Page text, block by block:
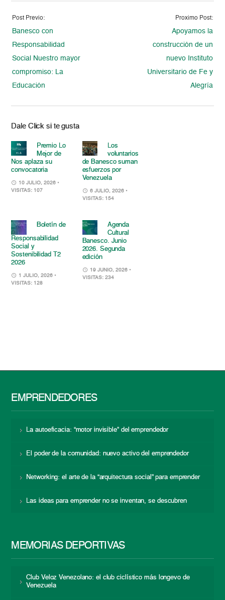
Post Previo:
Banesco con
Responsabilidad
Social Nuestro mayor
compromiso: La
Educación
Proximo Post:
Apoyamos la
construcción de un
nuevo Instituto
Universitario de Fe y
Alegría
Dale Click si te gusta
Premio Lo
Mejor de
Nos aplaza su
convocatoria
10 JULIO, 2026 •
VISITAS: 107
Los
voluntarios
de Banesco suman
esfuerzos por
Venezuela
6 JULIO, 2026 •
VISITAS: 154
Boletín de
Responsabilidad
Social y
Sostenibilidad T2
2026
1 JULIO, 2026 •
VISITAS: 128
Agenda
Cultural
Banesco. Junio
2026. Segunda
edición
19 JUNIO, 2026 •
VISITAS: 234
EMPRENDEDORES
La autoeficacia: “motor invisible” del emprendedor
El poder de la comunidad: nuevo activo del emprendedor
Networking: el arte de la “arquitectura social” para emprender
Las ideas para emprender no se inventan, se descubren
MEMORIAS DEPORTIVAS
Club Veloz Venezolano: el club ciclístico más longevo de
Venezuela